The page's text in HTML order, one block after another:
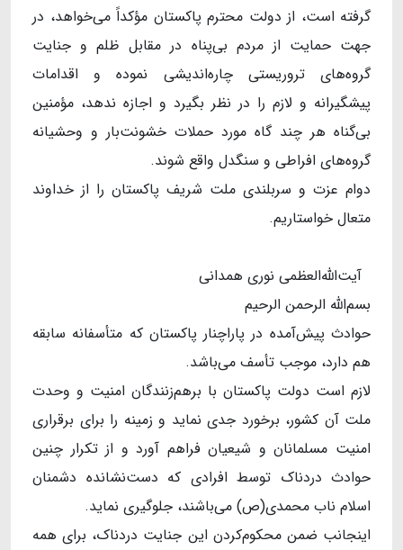
گرفته است، از دولت محترم پاکستان مؤکداً می‌خواهد، در
جهت حمایت از مردم بی‌پناه در مقابل ظلم و جنایت
گروه‌های تروریستی چاره‌‌اندیشی نموده و اقدامات
پیشگیرانه و لازم را در نظر بگیرد و اجازه ندهد، مؤمنین
بی‌گناه هر چند گاه مورد حملات خشونت‌بار و وحشیانه
گروه‌های افراطی و سنگدل واقع شوند.
دوام عزت و سربلندی ملت شریف پاکستان را از خداوند
متعال خواستاریم.
آیت‌الله‌العظمی نوری همدانی
بسم‌الله الرحمن الرحیم
حوادث پیش‌آمده در پاراچنار پاکستان که متأسفانه سابقه
هم دارد، موجب تأسف می‌باشد.
لازم است دولت پاکستان با برهم‌زنندگان امنیت و وحدت
ملت آن کشور، برخورد جدی نماید و زمینه را برای برقراری
امنیت مسلمانان و شیعیان فراهم آورد و از تکرار چنین
حوادث دردناک توسط افرادی که دست‌نشانده دشمنان
اسلام ناب محمدی(ص) می‌باشند، جلوگیری نماید.
اینجانب ضمن محکوم‌کردن این جنایت دردناک، برای همه